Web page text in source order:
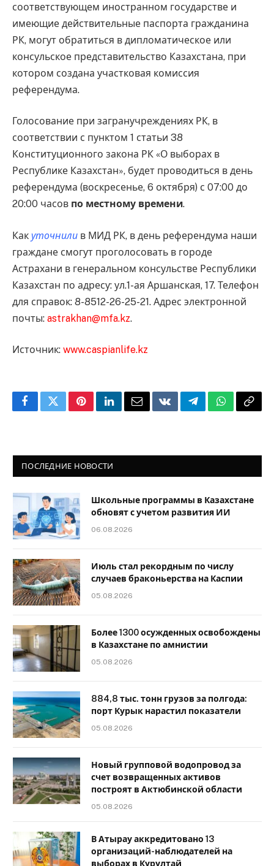
соответствующем иностранном государстве и
имеющие действительные паспорта гражданина
РК, могут обратиться в дипломатическое или
консульское представительство Казахстана, при
котором создана участковая комиссия
референдума.
Голосование при загранучреждениях РК, в
соответствии с пунктом 1 статьи 38
Конституционного закона РК «О выборах в
Республике Казахстан», будет проводиться в день
референдума (воскресенье, 6 октября) с 07:00 до
20:00 часов по местному времени.
Как уточнили в МИД РК, в день референдума наши
граждане смогут проголосовать в городе
Астрахани в генеральном консульстве Республики
Казахстан по адресу: ул.1-ая Аршанская, 17. Телефон
для справок: 8-8512-26-25-21. Адрес электронной
почты: astrakhan@mfa.kz.
Источник: www.caspianlife.kz
FacebookTwitterPinterestLinkedInEmailVKontakteTelegramWhatsApp
Copy
ПОСЛЕДНИЕ НОВОСТИ
Школьные программы в Казахстане
обновят с учетом развития ИИ
06.08.2026
Июль стал рекордным по числу
случаев браконьерства на Каспии
05.08.2026
Более 1300 осужденных освобождены
в Казахстане по амнистии
05.08.2026
884,8 тыс. тонн грузов за полгода:
порт Курык нарастил показатели
05.08.2026
Новый групповой водопровод за
счет возвращенных активов
построят в Актюбинской области
05.08.2026
В Атырау аккредитовано 13
организаций-наблюдателей на
выборах в Курултай